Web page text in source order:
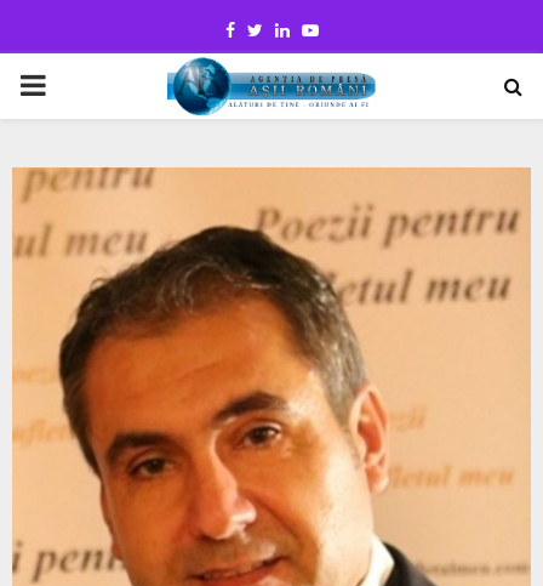
Facebook
TwitterLinkedinYoutube
PRIMARY